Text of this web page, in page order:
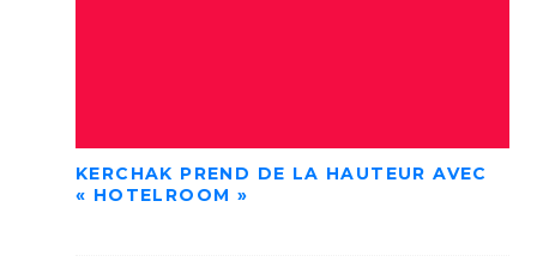
KERCHAK PREND DE LA HAUTEUR AVEC
« HOTELROOM »